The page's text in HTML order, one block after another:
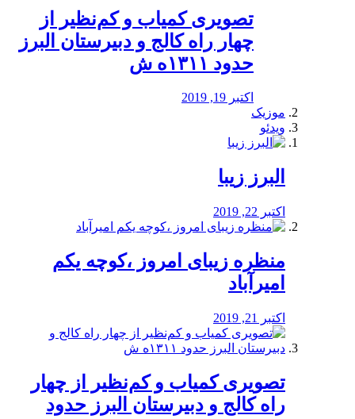
️تصویری کمیاب و کم‌نظیر از
چهار راه كالج و دبيرستان البرز
حدود ۱۳۱۱ه ش
اکتبر 19, 2019
موزیک
ویدئو
البرز زیبا
اکتبر 22, 2019
منظره‌‌ زیبای امروز ،کوچه یکم
امیرآباد
اکتبر 21, 2019
️تصویری کمیاب و کم‌نظیر از چهار
راه كالج و دبيرستان البرز حدود